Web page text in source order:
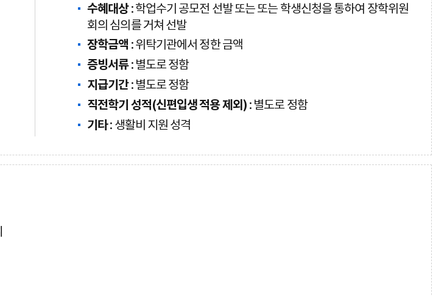
수혜대상: 학업수기 공모전 선발 또는 또는 학생신청을 통하여 장학위원
회의 심의를 거쳐 선발
장학금액 : 위탁기관에서 정한 금액
증빙서류: 별도로 정함
지급기간: 별도로 정함
직전학기 성적(신편입생 적용 제외) : 별도로 정함
기타: 생활비 지원 성격